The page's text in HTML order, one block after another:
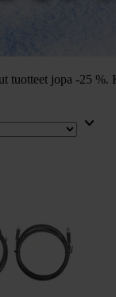
tuotteet jopa -25 %.
keyboard_arrow_down